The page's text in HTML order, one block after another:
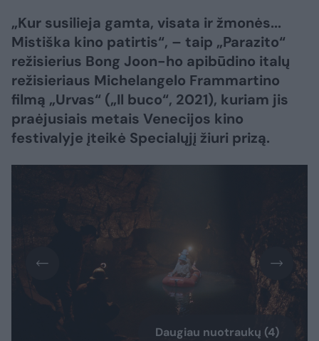
„Kur susilieja gamta, visata ir žmonės...
Mistiška kino patirtis“, – taip „Parazito“
režisierius Bong Joon-ho apibūdino italų
režisieriaus Michelangelo Frammartino
filmą „Urvas“ („Il buco“, 2021), kuriam jis
praėjusiais metais Venecijos kino
festivalyje įteikė Specialųjį žiuri prizą.
Daugiau nuotraukų (4)